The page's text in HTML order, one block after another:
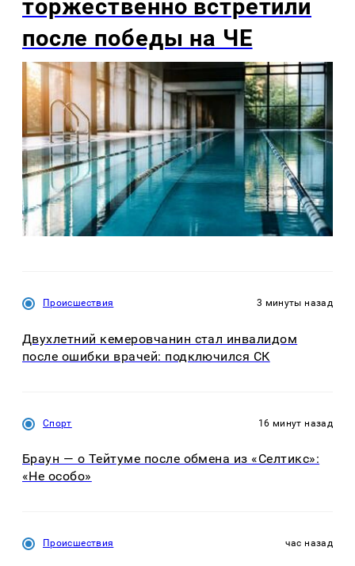
торжественно встретили
после победы на ЧЕ
Происшествия 3 минуты назад
Двухлетний кемеровчанин стал инвалидом
после ошибки врачей: подключился СК
Спорт 16 минут назад
Браун — о Тейтуме после обмена из «Селтикс»:
«Не особо»
Происшествия час назад